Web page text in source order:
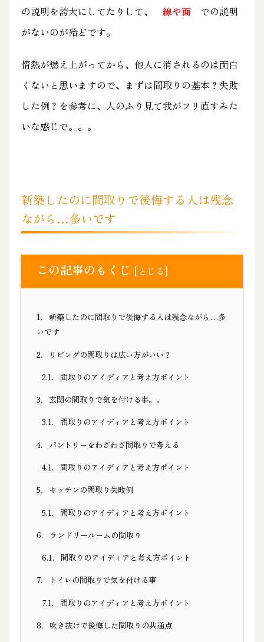
の説明を誇大にしてたりして、 線や面での説明
がないのが殆どです。
情熱が燃え上がってから、他人に消されるのは面白
くないと思いますので、まずは間取りの基本？失敗
した例？を参考に、人のふり見て我がフリ直すみた
いな感じで。。。
新築したのに間取りで後悔する人は残念
ながら…多いです
この記事のもくじ [とじる]
1.
新築したのに間取りで後悔する人は残念ながら…多
いです
2. リビングの間取りは広い方がいい？
2.1. 間取りのアイディアと考え方ポイント
3. 玄関の間取りで気を付ける事。。
3.1. 間取りのアイディアと考え方ポイント
4. パントリーをわざわざ間取りで考える
4.1. 間取りのアイディアと考え方ポイント
5. キッチンの間取り失敗例
5.1. 間取りのアイディアと考え方ポイント
6. ランドリールームの間取り
6.1. 間取りのアイディアと考え方ポイント
7. トイレの間取りで気を付ける事
7.1. 間取りのアイディアと考え方ポイント
8. 吹き抜けで後悔した間取りの共通点